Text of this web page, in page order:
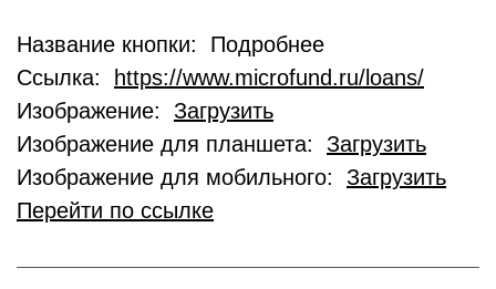
Название кнопки: Подробнее
Ссылка:
https://www.microfund.ru/loans/
Изображение: Загрузить
Изображение для планшета: Загрузить
Изображение для мобильного: Загрузить
Перейти по ссылке